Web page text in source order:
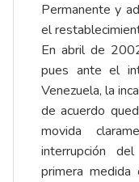
Permanente y
el
En abril de
pues ante el
Venezuela, la
de acuerdo
movida
interrupción
primera